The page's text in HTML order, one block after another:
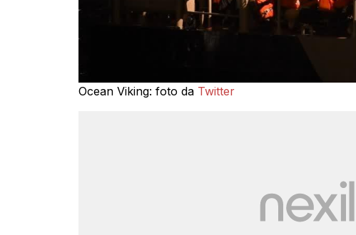
Ocean Viking: foto da Twitter